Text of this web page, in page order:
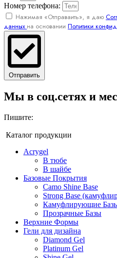
Номер телефона:
Нажимая «Отправаить», я даю
данных на основании Политики
Отправить
Мы в соц.сетях и
Пишите:
Каталог продукции
Acrygel
В тюбе
В шайбе
Базовые Покрытия
Camo Shine Base
Strong Base
Камуфлирующие
Прозрачные Базы
Верхние Формы
Гели для дизайна
Diamond Gel
Platinum Gel